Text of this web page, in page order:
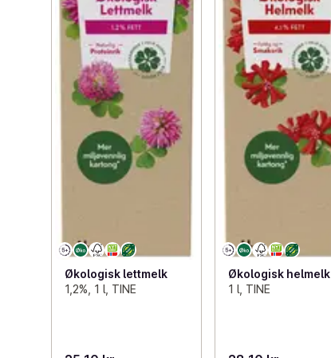
Økologisk lettmelk
1,2%, 1 l, TINE
Økologisk helmelk
1 l, TINE